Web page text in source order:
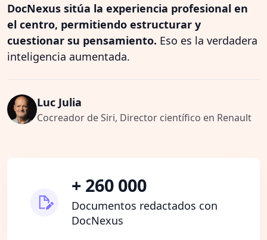
DocNexus sitúa la experiencia profesional en
el centro, permitiendo estructurar y
cuestionar su pensamiento. Eso es la verdadera
inteligencia aumentada.
Luc Julia
Cocreador de Siri, Director científico en Renault
+ 260 000
Documentos redactados con
DocNexus